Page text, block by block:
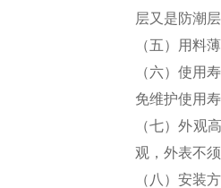
层又是防潮
（五）用料
（六）使用
免维护使用
（七）外观
观，外表不
（八）安装